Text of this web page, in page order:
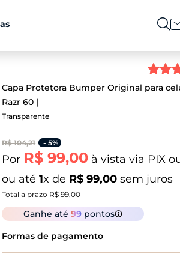
Capa Protetora Bumper Original para
Razr 60
Transparente
R$ 104,21 - 5%
Por R$ 99,00 à vista via PIX
ou até1x de R$ 99,00 sem juros
Total a prazo R$ 99,00
Ganhe até99 pontos
Formas de pagamento